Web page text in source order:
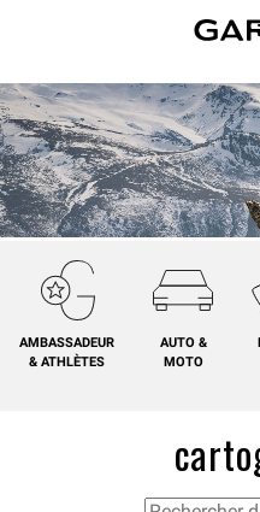
AMBASSADEUR
& ATHLÈTES
AUTO &
MOTO